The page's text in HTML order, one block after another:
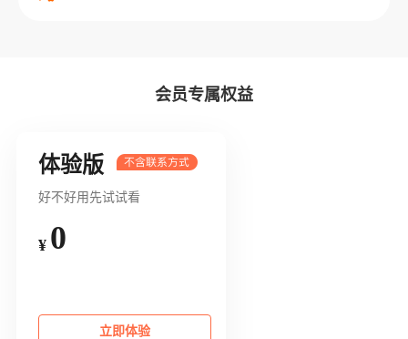
会员专属权益
体验版
好不好用先试试看
¥ 0
立即体验